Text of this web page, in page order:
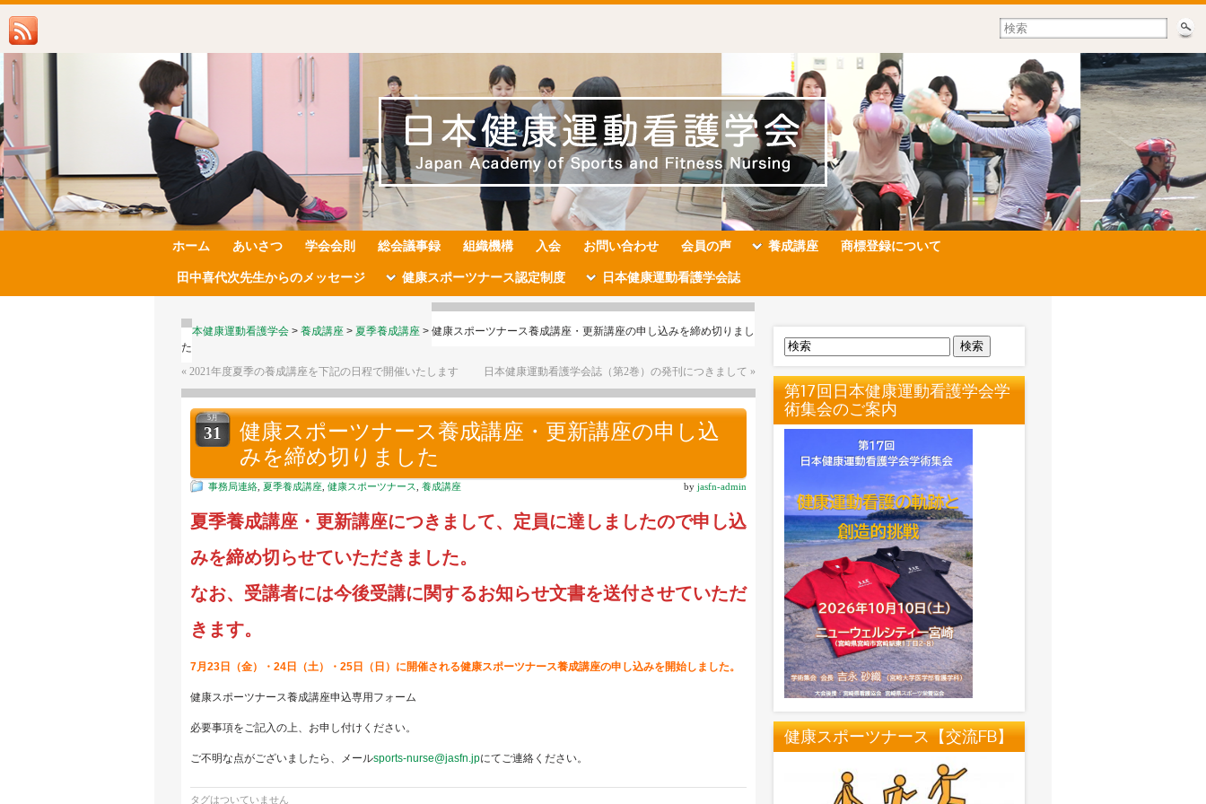
ホーム あいさつ 学会会則 総会議事録 組織機構 入会 お問い合わせ 会員の声 養成講座 商標登録について
田中喜代次先生からのメッセージ 健康スポーツナース認定制度 日本健康運動看護学会誌
日本健康運動看護学会 > 養成講座 > 夏季養成講座 > 健康スポーツナース養成講座・更新講座の申し込みを締め切りまし
た
« 2021年度夏季の養成講座を下記の日程で開催いたします 日本健康運動看護学会誌（第2巻）の発刊につきまして »
5月
31
健康スポーツナース養成講座・更新講座の申し込
みを締め切りました
事務局連絡 夏季養成講座 健康スポーツナース 養成講座 by jasfn-admin
夏季養成講座・更新講座につきまして、定員に達しましたので申し込
みを締め切らせていただきました。
なお、受講者には今後受講に関するお知らせ文書を送付させていただ
きます。
7月23日（金）・24日（土）・25日（日）に開催される健康スポーツナース養成講座の申し込みを開始しました。
健康スポーツナース養成講座申込専用フォーム
必要事項をご記入の上、お申し付けください。
ご不明な点がございましたら、メールsports-nurse@jasfn.jpにてご連絡ください。
タグはついていません
検索
第17回日本健康運動看護学会学
術集会のご案内
健康スポーツナース【交流FB】